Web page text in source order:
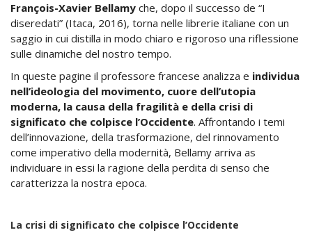
François-Xavier Bellamy che, dopo il successo de “I
diseredati” (Itaca, 2016), torna nelle librerie italiane con un
saggio in cui distilla in modo chiaro e rigoroso una riflessione
sulle dinamiche del nostro tempo.
In queste pagine il professore francese analizza e individua
nell’ideologia del movimento, cuore dell’utopia
moderna, la causa della fragilità e della crisi di
significato che colpisce l’Occidente. Affrontando i temi
dell’innovazione, della trasformazione, del rinnovamento
come imperativo della modernità, Bellamy arriva as
individuare in essi la ragione della perdita di senso che
caratterizza la nostra epoca.
La crisi di significato che colpisce l’Occidente